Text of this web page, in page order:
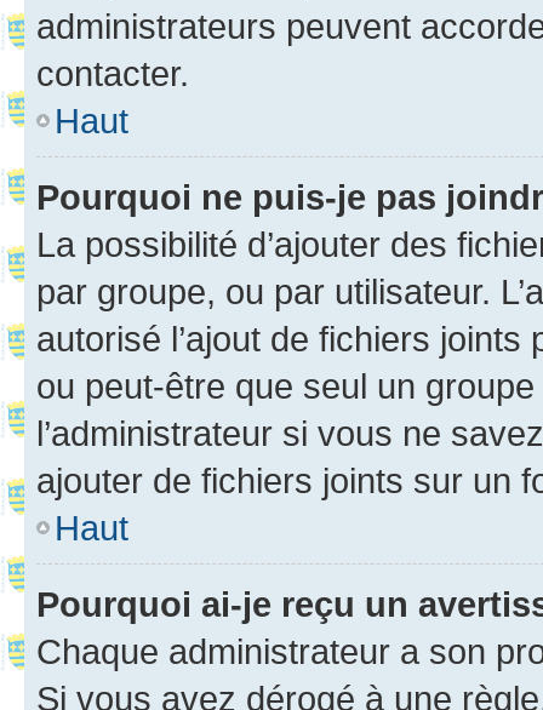
administrateurs peuvent
contacter.
Haut
Pourquoi ne puis-je pas
La possibilité d’ajouter des
par groupe, ou par utilisateur.
autorisé l’ajout de fichiers
ou peut-être que seul un
l’administrateur si vous ne
ajouter de fichiers joints sur un
Haut
Pourquoi ai-je reçu un
Chaque administrateur a son
Si vous avez dérogé à une